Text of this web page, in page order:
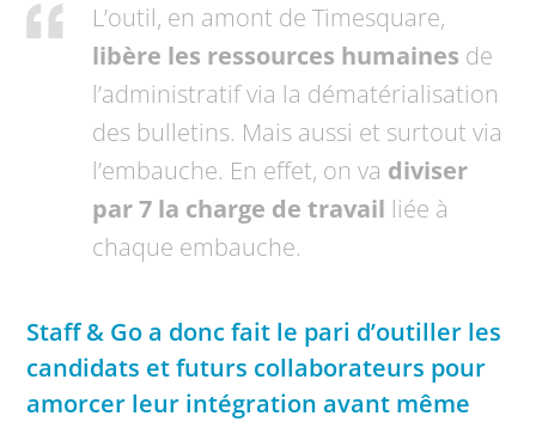
L’outil, en amont de Timesquare,
libère les ressources humaines de
l’administratif via la dématérialisation
des bulletins. Mais aussi et surtout via
l’embauche. En effet, on va diviser
par 7 la charge de travail liée à
chaque embauche.
Staff & Go a donc fait le pari d’outiller les
candidats et futurs collaborateurs pour
amorcer leur intégration avant même